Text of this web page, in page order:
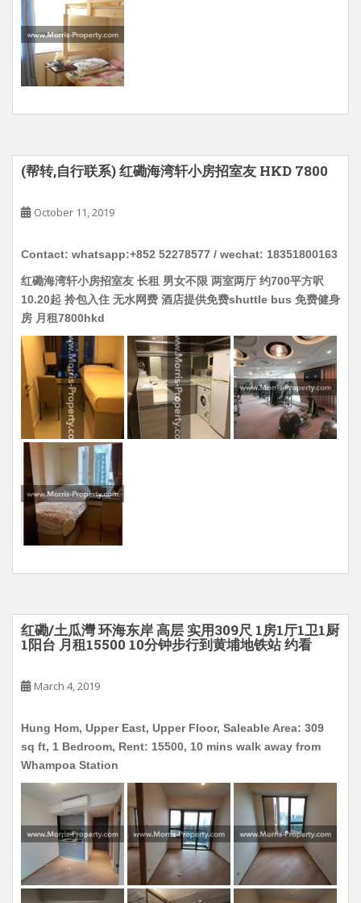
(帮转,自行联系) 红磡海湾轩小房招室友 HKD 7800
October 11, 2019
Contact: whatsapp:+852 52278577 / wechat: 18351800163
红磡海湾轩小房招室友 长租 男女不限 两室两厅 约700平方呎
10.20起 拎包入住 无水网费 酒店提供免费shuttle bus 免费健身
房 月租7800hkd
红磡/土瓜灣 环海东岸 高层 实用309尺 1房1厅1卫1厨
1阳台 月租15500 10分钟步行到黄埔地铁站 约看
March 4, 2019
Hung Hom, Upper East, Upper Floor, Saleable Area: 309
sq ft, 1 Bedroom, Rent: 15500, 10 mins walk away from
Whampoa Station